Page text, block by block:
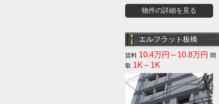
物件の詳細を見る
エルフラット板橋
10.4万円～10.8万円
1K～1K